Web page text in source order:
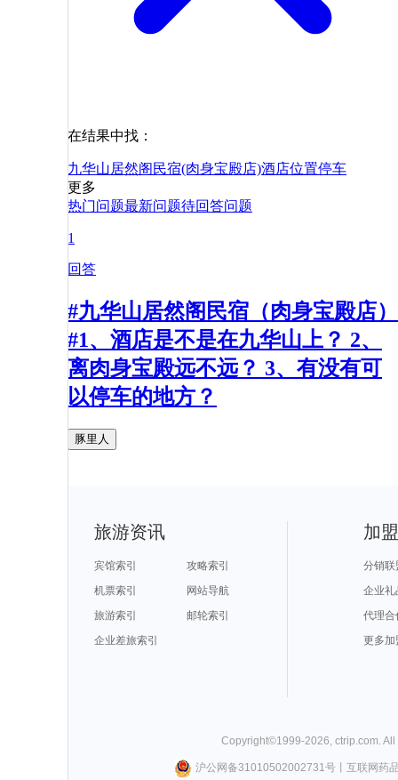
在结果中找：
九华山居然阁民宿(肉身宝殿店)酒店位置停车
更多
热门问题最新问题待回答问题
1
回答
#九华山居然阁民宿（肉身宝殿店）
#1、酒店是不是在九华山上？ 2、
离肉身宝殿远不远？ 3、有没有可
以停车的地方？
豚里人
旅游资讯
宾馆索引
攻略索引
机票索引
网站导航
旅游索引
邮轮索引
企业差旅索引
加
分销联
企业礼
代理合
更多加
Copyright©1999-2026 ctrip.com .
沪公网备31010502002731号丨 互联网药